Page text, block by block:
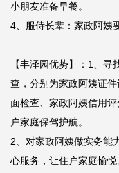
小朋友准备早餐。
4、服侍长辈：家政阿姨
【丰泽园优势】：1、
查，分别为家政阿姨证
面检查、家政阿姨信用
户家庭保驾护航。
2、对家政阿姨做实务能
心服务，让住户家庭愉悦